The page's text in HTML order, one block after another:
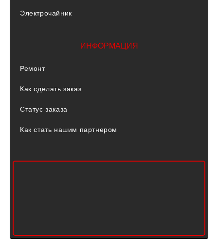
Электрочайник
ИНФОРМАЦИЯ
Ремонт
Как сделать заказ
Статус заказа
Как стать нашим партнером